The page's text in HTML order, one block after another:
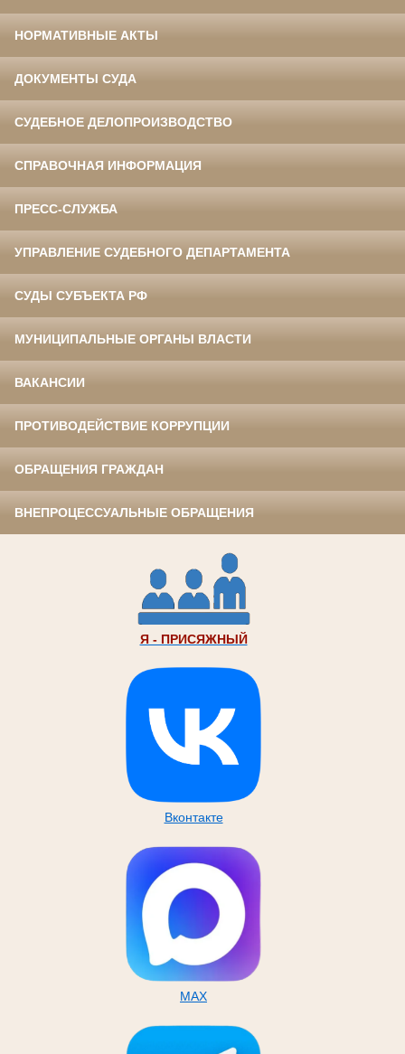
НОРМАТИВНЫЕ АКТЫ
ДОКУМЕНТЫ СУДА
СУДЕБНОЕ ДЕЛОПРОИЗВОДСТВО
СПРАВОЧНАЯ ИНФОРМАЦИЯ
ПРЕСС-СЛУЖБА
УПРАВЛЕНИЕ СУДЕБНОГО ДЕПАРТАМЕНТА
СУДЫ СУБЪЕКТА РФ
МУНИЦИПАЛЬНЫЕ ОРГАНЫ ВЛАСТИ
ВАКАНСИИ
ПРОТИВОДЕЙСТВИЕ КОРРУПЦИИ
ОБРАЩЕНИЯ ГРАЖДАН
ВНЕПРОЦЕССУАЛЬНЫЕ ОБРАЩЕНИЯ
Я - ПРИСЯЖНЫЙ
Вконтакте
MAX